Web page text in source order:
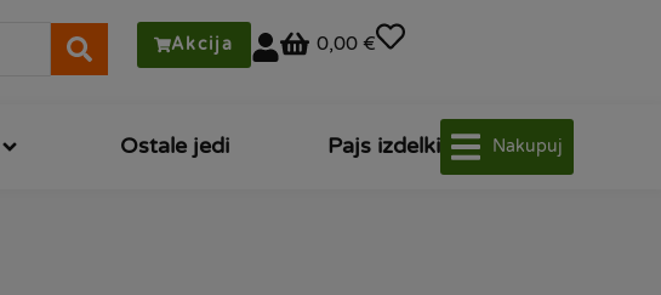
Akcija 0,00 €
Ostale jedi Pajs izdelki Nakupuj